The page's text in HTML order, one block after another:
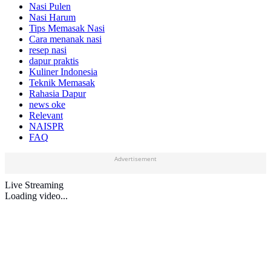
Nasi Pulen
Nasi Harum
Tips Memasak Nasi
Cara menanak nasi
resep nasi
dapur praktis
Kuliner Indonesia
Teknik Memasak
Rahasia Dapur
news oke
Relevant
NAISPR
FAQ
Advertisement
Live Streaming
Loading video...